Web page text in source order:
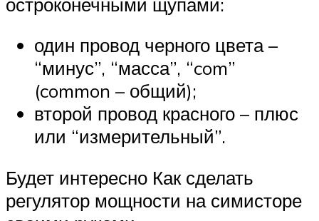
один провод черного цвета –
“минус”, “масса”, “com”
(common – общий);
второй провод красного – плюс
или “измерительный”.
Будет интересно Как сделать
регулятор мощности на симисторе